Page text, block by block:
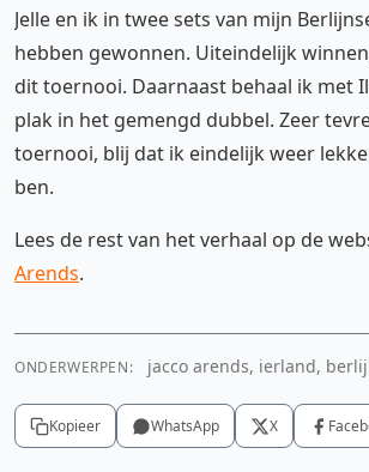
Jelle en ik in twee sets van mijn
hebben gewonnen. Uiteindelijk
dit toernooi. Daarnaast behaal ik met
plak in het gemengd dubbel. Zeer
toernooi, blij dat ik eindelijk weer
ben.
Lees de rest van het verhaal op de
Arends.
ONDERWERPEN: jacco arends, ierland,
Kopieer WhatsApp X